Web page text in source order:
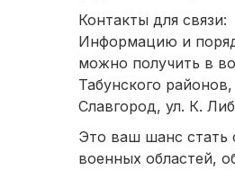
Контакты для связи:
Информацию и
можно получить в
Табунского
Славгород, ул. К.
Это ваш шанс стать
военных областей,